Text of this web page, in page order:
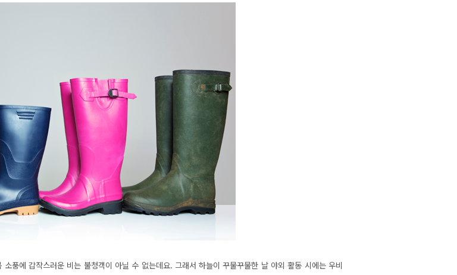
풍에 갑작스러운 비는 불청객이 아닐 수 없는데요. 그래서 하늘이 꾸물꾸물한 날 야외 활동 시에는 우비